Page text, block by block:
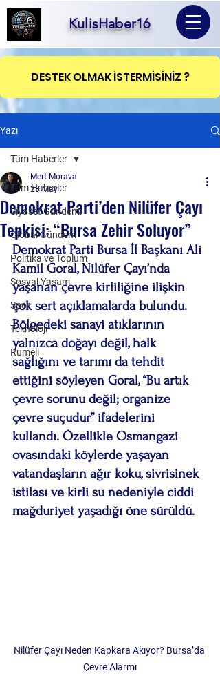
KulisHaber16
DESTEK OLMAK İSTERMİSİNİZ ?
Yazı
Tüm Haberler
Siyaset Gündemi
Global Gündem
Politika ve Toplum
Sosyal Yaşam
Spor
Teknoloji
Rumeli
Tüm Haberler
Demokrat Parti’den Nilüfer Çayı
Tepkisi: “Bursa Zehir Soluyor”
Mert Morava
23 May
Demokrat Parti Bursa İl Başkanı Ali
Kamil Goral, Nilüfer Çayı’nda
yaşanan çevre kirliliğine ilişkin
çok sert açıklamalarda bulundu.
Bölgedeki sanayi atıklarının
yalnızca doğayı değil, halk
sağlığını ve tarımı da tehdit
ettiğini söyleyen Goral, “Bu artık
çevre sorunu değil; organize
çevre suçudur” ifadelerini
kullandı. Özellikle Osmangazi
ovasındaki köylerde yaşayan
vatandaşların ağır koku, sivrisinek
istilası ve kirli su nedeniyle ciddi
mağduriyet yaşadığı öne sürüldü.
Nilüfer Çayı Neden Kapkara Akıyor? Bursa’da
Çevre Alarmı